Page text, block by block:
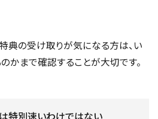
典の受け取りが気になる方は、い
かまで確認することが大切です。
特別速いわけではない